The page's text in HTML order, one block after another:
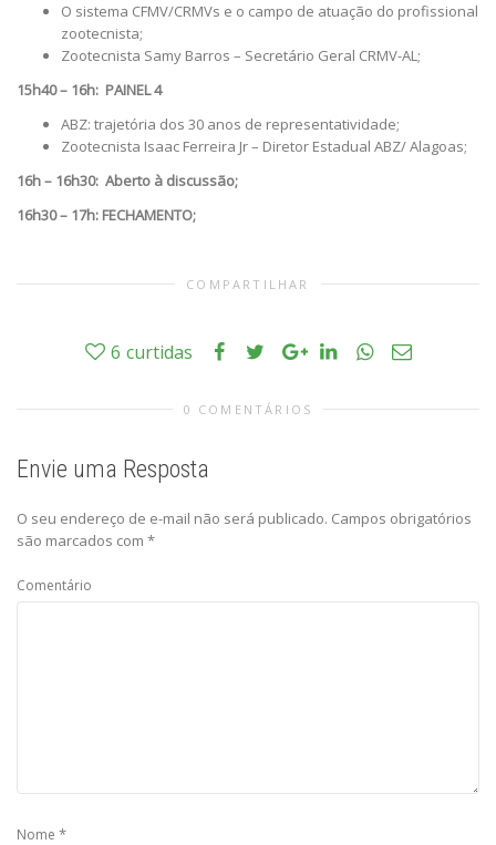
O sistema CFMV/CRMVs e o campo de atuação do profissional
zootecnista;
Zootecnista Samy Barros – Secretário Geral CRMV-AL;
15h40 – 16h: PAINEL 4
ABZ: trajetória dos 30 anos de representatividade;
Zootecnista Isaac Ferreira Jr – Diretor Estadual ABZ/ Alagoas;
16h – 16h30: Aberto à discussão;
16h30 – 17h: FECHAMENTO;
COMPARTILHAR
6 curtidas
0 COMENTÁRIOS
Envie uma Resposta
O seu endereço de e-mail não será publicado. Campos obrigatórios
são marcados com *
Comentário
Nome *